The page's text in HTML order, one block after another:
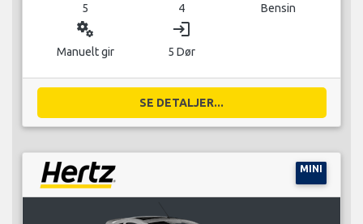
5 4 Bensin
miscellaneous_services
Manuelt gir
login
5 Dør
SE DETALJER...
MINI